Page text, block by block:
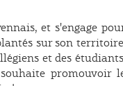
et s'engage
sur son
et des
promouvoir